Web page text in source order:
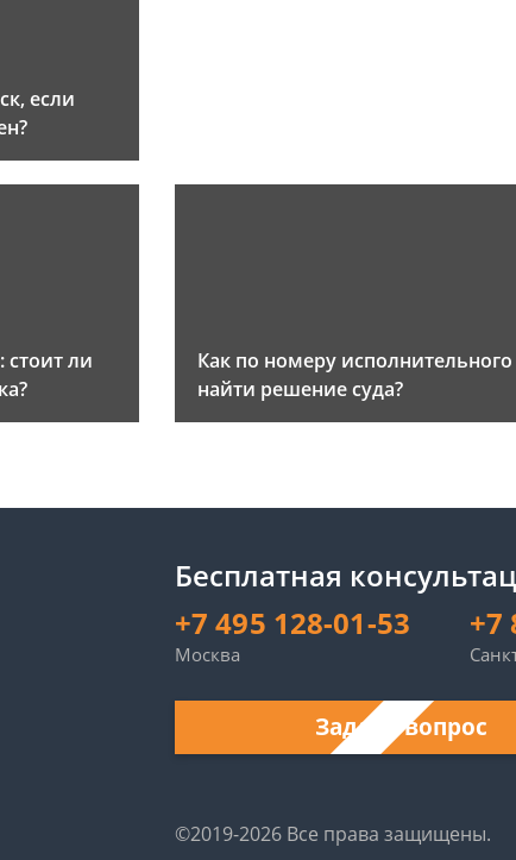
если
стоит ли
Как по номеру исполнительного
найти решение суда?
Бесплатная
+7 495 128-01-53
Москва
+7
Задать вопрос
©2019-2026 Все права защищены.